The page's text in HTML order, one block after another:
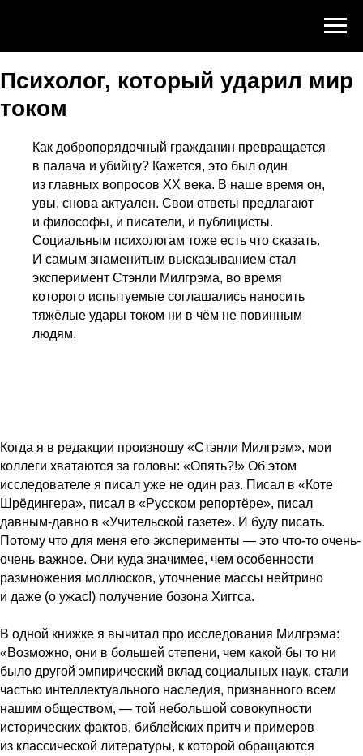
Психолог, который ударил мир
током
Как добропорядочный гражданин превращается
в палача и убийцу? Кажется, это был один
из главных вопросов XX века. В наше время он,
увы, снова актуален. Свои ответы предлагают
и философы, и писатели, и публицисты.
Социальным психологам тоже есть что сказать.
И самым знаменитым высказыванием стал
эксперимент Стэнли Милгрэма, во время
которого испытуемые соглашались наносить
тяжёлые удары током ни в чём не повинным
людям.
Когда я в редакции произношу «Стэнли Милгрэм», мои
коллеги хватаются за головы: «Опять?!» Об этом
исследователе я писал уже не один раз. Писал в «Коте
Шрёдингера», писал в «Русском репортёре», писал
давным-давно в «Учительской газете». И буду писать.
Потому что для меня его эксперименты — это что-то очень-
очень важное. Они куда значимее, чем особенности
размножения моллюсков, уточнение массы нейтрино
и даже (о ужас!) получение бозона Хиггса.
В одной книжке я вычитал про исследования Милгрэма:
«Возможно, они в большей степени, чем какой бы то ни
было другой эмпирический вклад социальных наук, стали
частью интеллектуального наследия, признанного всем
нашим обществом, — той небольшой совокупности
исторических фактов, библейских притч и примеров
из классической литературы, к которой обращаются